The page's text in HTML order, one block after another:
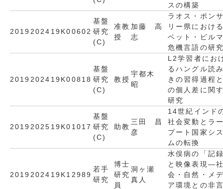
スの構築
2019 2024 19K00602
基盤
研究
(C)
准教
授
加藤 高
志
ラオス・ポン
リー県におけ
ベット・ビル
危機言語の研
2019 2024 19K00818
基盤
研究
(C)
教授
宇都木
昭
L2学習者にお
るハングル読
きの習得過程
の個人差に関
研究
2019 2025 19K01017
基盤
研究
(C)
助教
三田 昌
彦
14世紀インド
社会変動とラ
プート国家シ
ムの転換
2019 2024 19K12989
若手
研究
博士
研究
員
洞ヶ瀬
真人
水俣病の「記
と映像表現―
会・自然・メ
ア環境との非